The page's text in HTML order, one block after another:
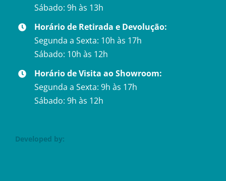
Sábado: 9h às 13h
Horário de Retirada e Devolução:
Segunda a Sexta: 10h às 17h
Sábado: 10h às 12h
Horário de Visita ao Showroom:
Segunda a Sexta: 9h às 17h
Sábado: 9h às 12h
Developed by: